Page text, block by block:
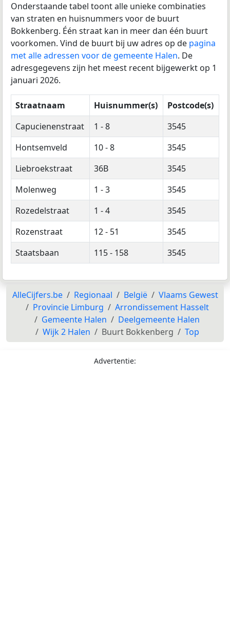
Onderstaande tabel toont alle unieke combinaties
van straten en huisnummers voor de buurt
Bokkenberg. Één straat kan in meer dan één buurt
voorkomen. Vind de buurt bij uw adres op de pagina
met alle adressen voor de gemeente Halen. De
adresgegevens zijn het meest recent bijgewerkt op 1
januari 2026.
Straatnaam Huisnummer(s)
Postcode(s)
Capucienenstraat
1 - 8
3545
Hontsemveld
10 - 8
3545
Liebroekstraat
36B
3545
Molenweg
1 - 3
3545
Rozedelstraat
1 - 4
3545
Rozenstraat
12 - 51
3545
Staatsbaan
115 - 158 3545
AlleCijfers.be Regionaal België
Vlaams Gewest
Provincie Limburg
Arrondissement Hasselt
Gemeente Halen
Deelgemeente Halen
Wijk 2 Halen
Buurt Bokkenberg Top
Advertentie: